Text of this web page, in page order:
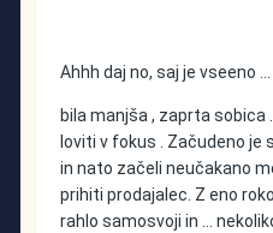
Ahhh daj no, saj je vseeno
bila manjša , zaprta
loviti v fokus . Začudeno je
in nato začeli neučakano
prihiti prodajalec. Z eno
rahlo samosvoji in …